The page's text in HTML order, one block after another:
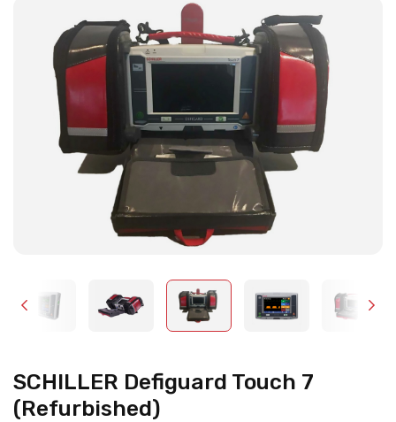
SCHILLER Defiguard Touch 7
(Refurbished)